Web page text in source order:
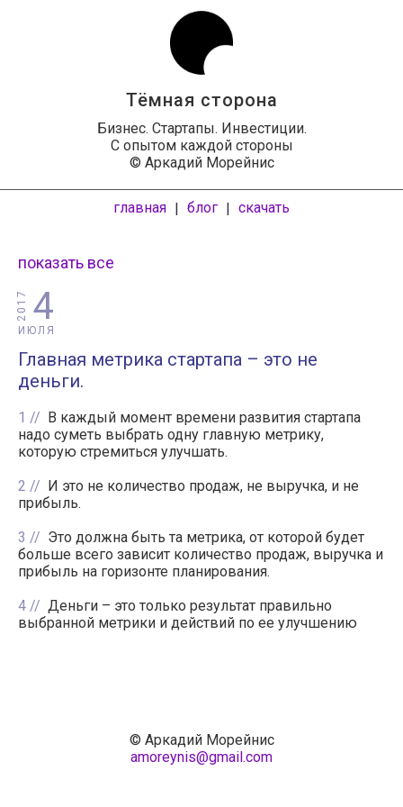
Тёмная сторона
Бизнес. Стартапы. Инвестиции.
С опытом каждой стороны
© Аркадий Морейнис
главная | блог | скачать
показать все
4
ИЮЛЯ
2017
Главная метрика стартапа – это не
деньги.
1
В каждый момент времени развития стартапа
надо суметь выбрать одну главную метрику,
которую стремиться улучшать.
2
И это не количество продаж, не выручка, и не
прибыль.
3
Это должна быть та метрика, от которой будет
больше всего зависит количество продаж, выручка и
прибыль на горизонте планирования.
4
Деньги – это только результат правильно
выбранной метрики и действий по ее улучшению
© Аркадий Морейнис
amoreynis@gmail.com